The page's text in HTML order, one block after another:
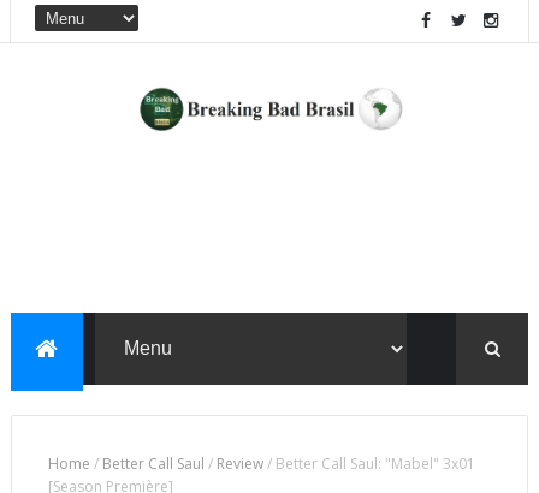
Home / Better Call Saul / Review/ Better Call Saul: "Mabel" 3x01
[Season Première]